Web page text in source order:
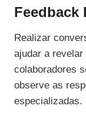
Feedback
Realizar
ajudar a
colaboradores
observe as
especializadas.